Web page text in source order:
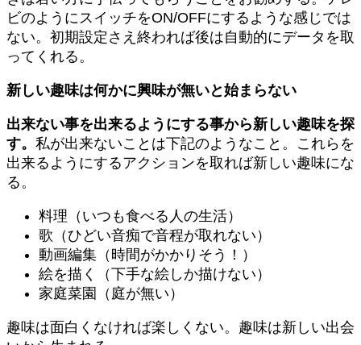
ビのようにスイッチをON/OFFにするような感じでは
ない。初期設定さえ終われば後は自動的にデータを取
ってくれる。
新しい趣味は何かに興味が無いと始まらない
出来ない事を出来るようにする事から新しい趣味を探
す。 私が出来ないことは下記のようなこと。これらを
出来るようにするアクションを取れば新しい趣味にな
る。
料理（いつも食べる人の生活）
歌（ひどい音痴で音程が取れない）
動画編集（時間がかかりそう！）
絵を描く（下手な絵しか描けない）
家庭菜園（庭が無い）
趣味は面白くなければ楽しくない。趣味は新しい出会